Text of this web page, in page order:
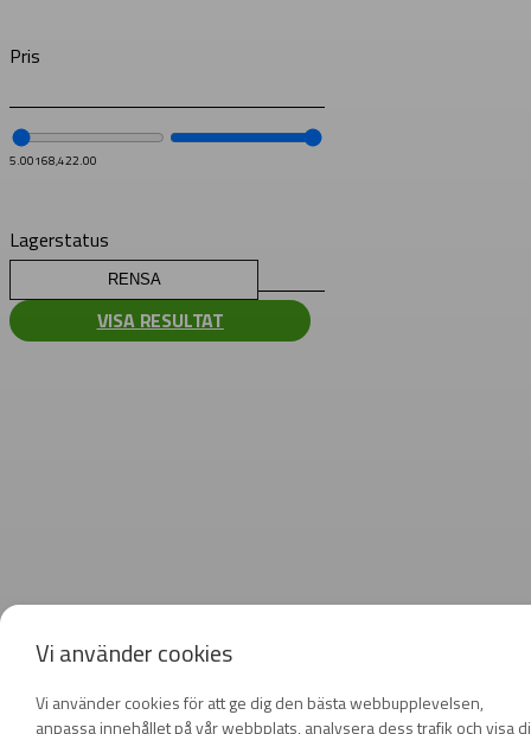
Vi använder cookies
Vi använder cookies för att ge dig den bästa webbupplevelsen,
anpassa innehållet på vår webbplats, analysera dess trafik och visa
Pris
5.00168,422.00
Lagerstatus
RENSA
VISA RESULTAT